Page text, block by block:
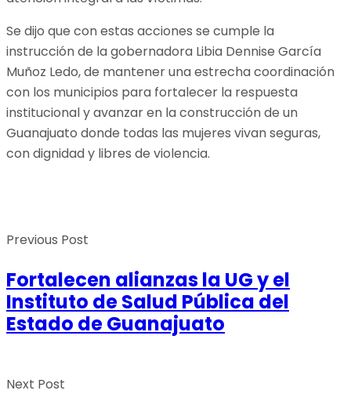
Se dijo que con estas acciones se cumple la
instrucción de la gobernadora Libia Dennise García
Muñoz Ledo, de mantener una estrecha coordinación
con los municipios para fortalecer la respuesta
institucional y avanzar en la construcción de un
Guanajuato donde todas las mujeres vivan seguras,
con dignidad y libres de violencia.
Previous Post
Fortalecen alianzas la UG y el
Instituto de Salud Pública del
Estado de Guanajuato
Next Post